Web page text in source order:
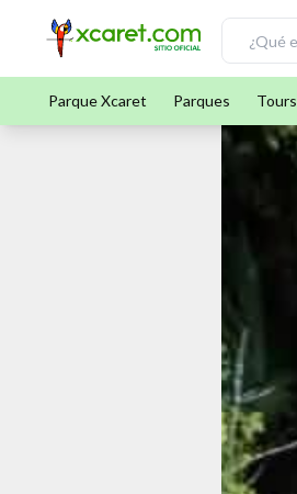
Parque Xcaret Parques Tours